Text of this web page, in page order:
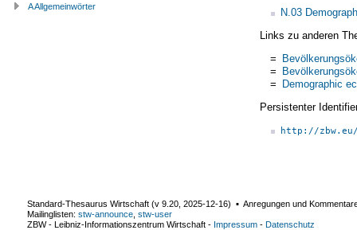
N.03
Links zu anderen
=
=
= Demographic
Persistenter
http://
A Allgemeinwörter
Standard-Thesaurus Wirtschaft (v 9.20 2025-12-16) ▪ Anregungen und
Mailinglisten: stw-announce stw-user
ZBW - Leibniz-Informationszentrum Wirtschaft - Impressum - Datenschutz